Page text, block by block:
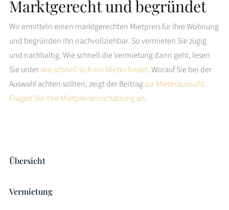
Übersicht
Vermietung
Marktgerecht und begründet
Wir ermitteln einen marktgerechten Mietpreis für Ihre Wohnung
und begründen ihn nachvollziehbar. So vermieten Sie zügig
und nachhaltig. Wie schnell die Vermietung dann geht, lesen
Sie unterwie schnell sich ein Mieter findet. Worauf Sie bei der
Auswahl achten sollten, zeigt der Beitragzur Mieterauswahl.
Fragen Sie Ihre Mietpreiseinschätzung an.